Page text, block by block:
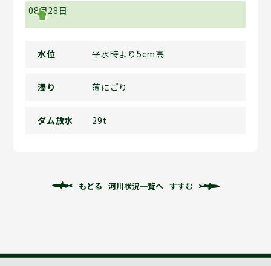
08月28日
水位 平水時より5cm高
濁り 薄にごり
ダム放水 29t
もどる 河川状況一覧へ すすむ